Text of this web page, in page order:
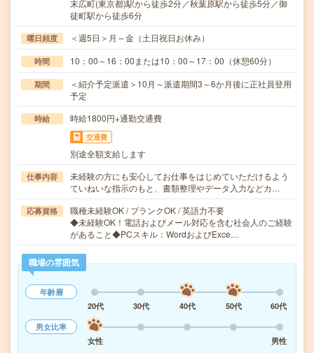
末広町(東京都)駅から徒歩2分／秋葉原駅から徒歩5分／御
徒町駅から徒歩6分
曜日頻度 ＜週5日＞月～金（土日祝日お休み）
時間 10：00～16：00または10：00～17：00（休憩60分）
期間
＜紹介予定派遣＞10月～派遣期間3～6か月後に正社員登用
予定
時給 時給1800円+通勤交通費
交通費
別途全額支給します
仕事内容
未経験の方にも安心してお仕事をはじめていただけるよう
ていねいな指示のもと、書類整理やデータ入力などカ…
応募資格
職種未経験OK / ブランクOK / 英語力不要
◆未経験OK！電話およびメール対応を含む社会人のご経験
があること◆PCスキル：WordおよびExce…
職場の雰囲気
年齢層
20代
30代 40代 50代
60代
男女比率
女性
男性